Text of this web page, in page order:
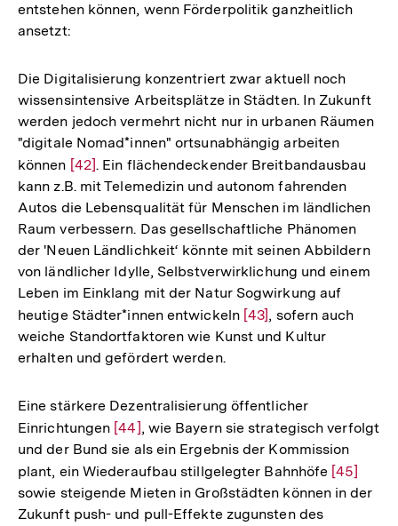
entstehen können, wenn Förderpolitik ganzheitlich
ansetzt:
Die Digitalisierung konzentriert zwar aktuell noch
wissensintensive Arbeitsplätze in Städten. In Zukunft
werden jedoch vermehrt nicht nur in urbanen Räumen
"digitale Nomad*innen" ortsunabhängig arbeiten
können Zur
Auflösung
der
Fußnote
[42]. Ein flächendeckender Breitbandausbau
kann z.B. mit Telemedizin und autonom fahrenden
Autos die Lebensqualität für Menschen im ländlichen
Raum verbessern. Das gesellschaftliche Phänomen
der 'Neuen Ländlichkeit‘ könnte mit seinen Abbildern
von ländlicher Idylle, Selbstverwirklichung und einem
Leben im Einklang mit der Natur Sogwirkung auf
heutige Städter*innen entwickeln Zur
Auflösung
[43] , sofern auch
weiche Standortfaktoren wie Kunst und Kultur
erhalten und gefördert werden.
Eine stärkere Dezentralisierung öffentlicher
Einrichtungen Zur
Auflösung
der
Fußnote
[44] , wie Bayern sie strategisch verfolgt
und der Bund sie als ein Ergebnis der Kommission
plant, ein Wiederaufbau stillgelegter Bahnhöfe Zur
[45]
sowie steigende Mieten in Großstädten können in der
Zukunft push- und pull-Effekte zugunsten des